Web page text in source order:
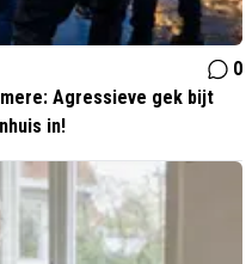
0
Agressieve gek bijt
in!